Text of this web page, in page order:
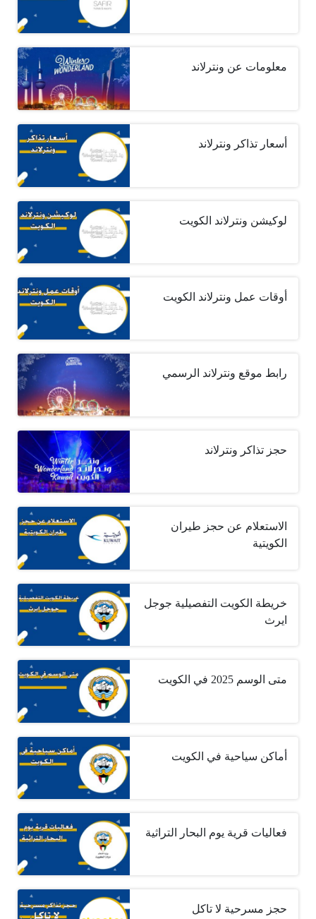
معلومات عن ونترلاند
أسعار تذاكر ونترلاند
لوكيشن ونترلاند الكويت
أوقات عمل ونترلاند الكويت
رابط موقع ونترلاند الرسمي
حجز تذاكر ونترلاند
الاستعلام عن حجز طيران
الكويتية
خريطة الكويت التفصيلية جوجل
ايرث
متى الوسم 2025 في الكويت
أماكن سياحية في الكويت
فعاليات قرية يوم البحار التراثية
حجز مسرحية لا تاكل